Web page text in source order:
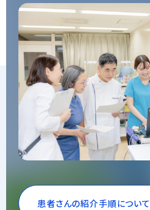
患者さんの紹介手順について